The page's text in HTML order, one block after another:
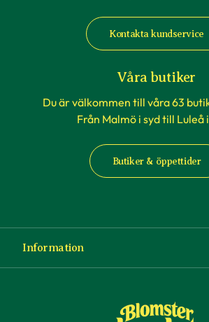
Kontakta kundservice
Våra butiker
Du är välkommen till våra 63
Från Malmö i syd till Luleå
Butiker & öppettider
Information
Köp- och leveransvillkor